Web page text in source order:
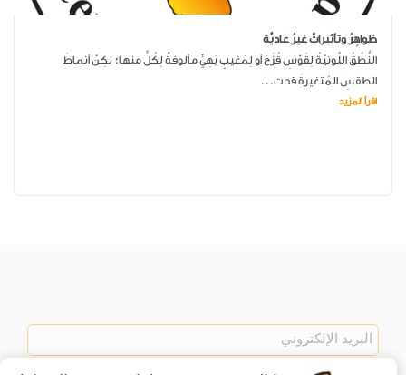
ظواهِرُ وتأثيراتٌ غيرُ عاديَّة
النُّطُقُ اللَّونيَّةُ لِقَوْسِ قُزَحَ أو لِمَغيبٍ بَهِيٍّ مألوفةٌ لِكُلٍّ منها؛ لكِنَّ أنماطَ
الطقسِ المُتغيرةَ قد ت...
اقرأ المزيد